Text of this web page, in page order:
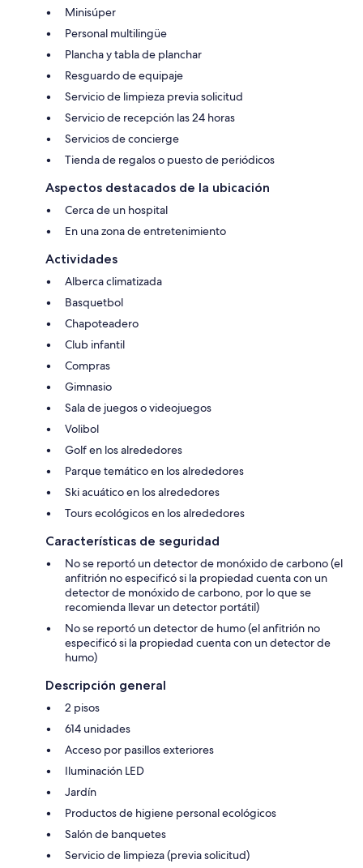
Minisúper
Personal multilingüe
Plancha y tabla de planchar
Resguardo de equipaje
Servicio de limpieza previa solicitud
Servicio de recepción las 24 horas
Servicios de concierge
Tienda de regalos o puesto de periódicos
Aspectos destacados de la ubicación
Cerca de un hospital
En una zona de entretenimiento
Actividades
Alberca climatizada
Basquetbol
Chapoteadero
Club infantil
Compras
Gimnasio
Sala de juegos o videojuegos
Volibol
Golf en los alrededores
Parque temático en los alrededores
Ski acuático en los alrededores
Tours ecológicos en los alrededores
Características de seguridad
No se reportó un detector de monóxido de carbono (el
anfitrión no especificó si la propiedad cuenta con un
detector de monóxido de carbono, por lo que se
recomienda llevar un detector portátil)
No se reportó un detector de humo (el anfitrión no
especificó si la propiedad cuenta con un detector de
humo)
Descripción general
2 pisos
614 unidades
Acceso por pasillos exteriores
Iluminación LED
Jardín
Productos de higiene personal ecológicos
Salón de banquetes
Servicio de limpieza (previa solicitud)